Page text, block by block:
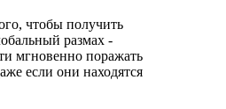
чтобы получить
размах -
мгновенно поражать
если они находятся